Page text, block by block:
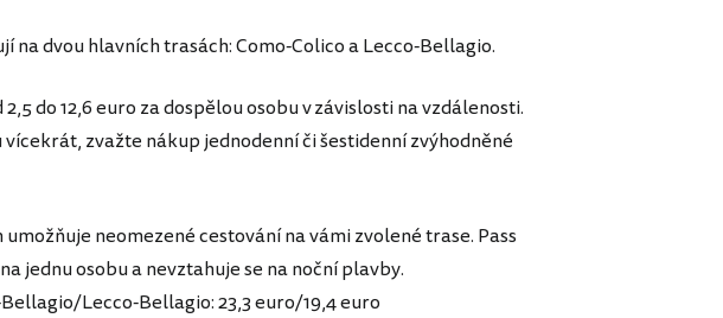
na dvou hlavních trasách: Como-Colico a Lecco-Bellagio.
do 12,6 euro za dospělou osobu v závislosti na vzdálenosti.
zvažte nákup jednodenní či šestidenní zvýhodněné
neomezené cestování na vámi zvolené trase. Pass
jednu osobu a nevztahuje se na noční plavby.
Lecco-Bellagio: 23,3 euro/19,4 euro